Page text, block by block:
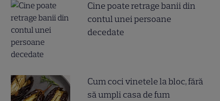
Cine poate retrage banii din
contul unei persoane
decedate
Cum coci vinetele la bloc, fără
să umpli casa de fum